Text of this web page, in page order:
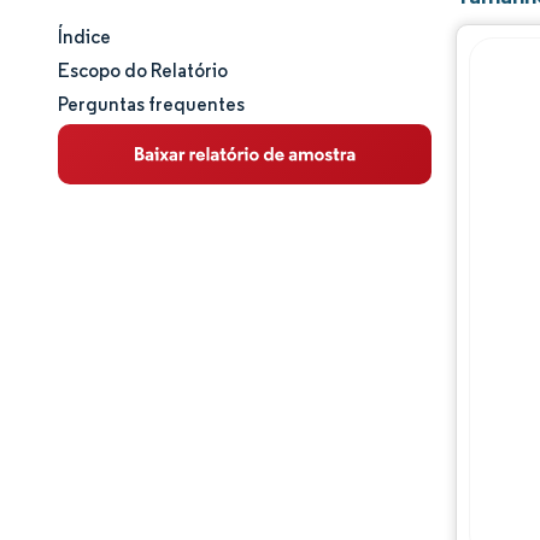
Tamanho e participação de mercado
Análise de mercado
Tendências e insights
Índice
Escopo do Relatório
Perguntas frequentes